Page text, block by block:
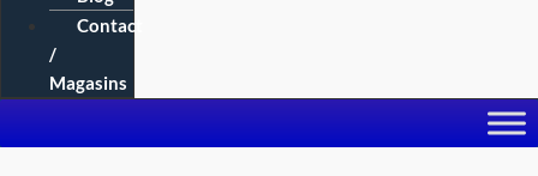
Contact
/
Magasins